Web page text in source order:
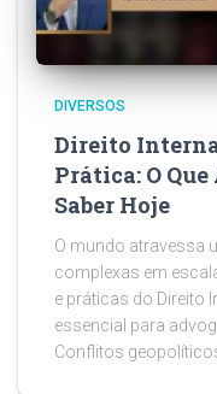
DIVERSOS
Direito
Prática: O
Saber Hoje
O mundo atravessa
complexas em
e práticas do Direito
essencial para
Conflitos